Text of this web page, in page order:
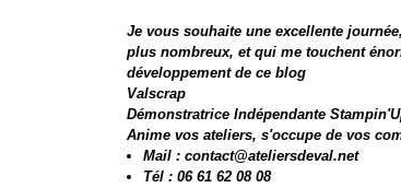
Je vous souhaite une excellente
plus nombreux, et qui me touchent
développement de ce blog
Valscrap
Démonstratrice Indépendante
Anime vos ateliers, s'occupe de vos
Mail : contact@ateliersdeval.net
Tél : 06 61 62 08 08